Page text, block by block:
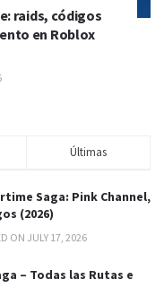
raids, códigos
en Roblox
Últimas
Saga: Pink Channel,
(2026)
ON JULY 17, 2026
– Todas las Rutas e